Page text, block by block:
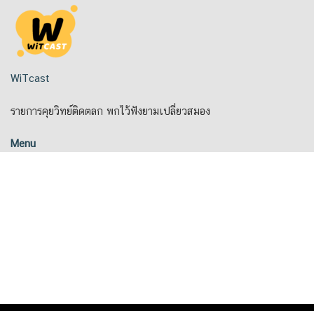
content
WiTcast
รายการคุยวิทย์ติดตลก พกไว้ฟังยามเปลี่ยวสมอง
Menu